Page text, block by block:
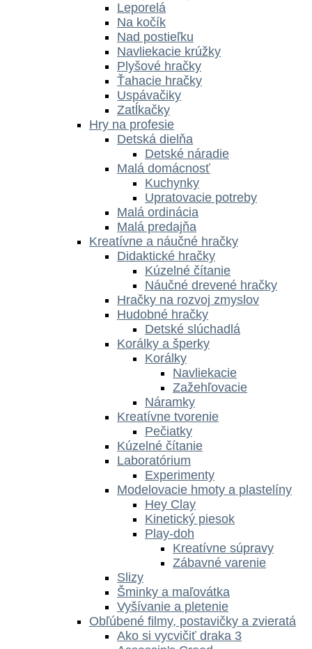
Leporelá
Na kočík
Nad postieľku
Navliekacie krúžky
Plyšové hračky
Ťahacie hračky
Uspávačiky
Zatĺkačky
Hry na profesie
Detská dielňa
Detské náradie
Malá domácnosť
Kuchynky
Upratovacie potreby
Malá ordinácia
Malá predajňa
Kreatívne a náučné hračky
Didaktické hračky
Kúzelné čítanie
Náučné drevené hračky
Hračky na rozvoj zmyslov
Hudobné hračky
Detské slúchadlá
Korálky a šperky
Korálky
Navliekacie
Zažehľovacie
Náramky
Kreatívne tvorenie
Pečiatky
Kúzelné čítanie
Laboratórium
Experimenty
Modelovacie hmoty a plastelíny
Hey Clay
Kinetický piesok
Play-doh
Kreatívne súpravy
Zábavné varenie
Slizy
Šminky a maľovátka
Vyšívanie a pletenie
Obľúbené filmy, postavičky a zvieratá
Ako si vycvičiť draka 3